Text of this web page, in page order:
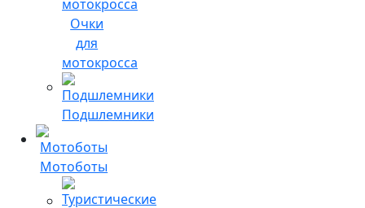
Очки
для
мотокросса
Подшлемники
Мотоботы